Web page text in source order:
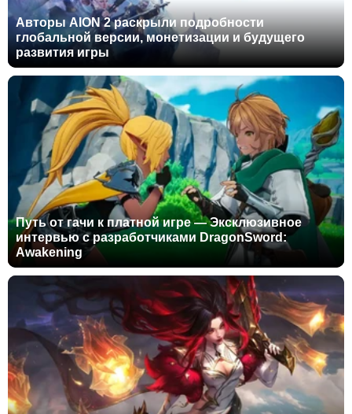
Авторы AION 2 раскрыли подробности
глобальной версии, монетизации и будущего
развития игры
Путь от гачи к платной игре — Эксклюзивное
интервью с разработчиками DragonSword:
Awakening